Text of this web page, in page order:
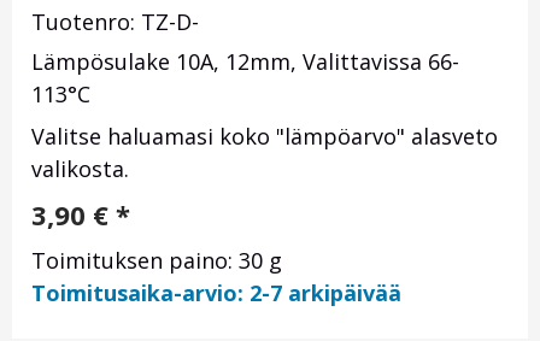
Tuotenro: TZ-D-
Lämpösulake 10A, 12mm, Valittavissa 66-
113°C
Valitse haluamasi koko "lämpöarvo" alasveto
valikosta.
3,90 € *
Toimituksen paino: 30 g
Toimitusaika-arvio: 2-7 arkipäivää